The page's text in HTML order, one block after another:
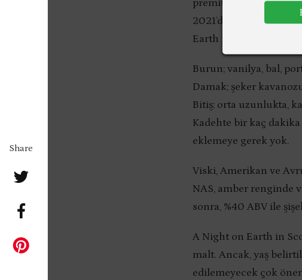
premium single malt
2021’de piyasaya
Earth in Jerez ve A
Burun; vanilya, bal,
Damak; şeker
Bitiş; orta uzunlukta,
Kadehte bir kaç
eklemeye gerek yok.
Viski, Amerikan ve
NAS, amber renginde
sonra, %40 ABV ile
A Night on Earth in
malt. Ancak, yaş
edilemeyecek çok
Share